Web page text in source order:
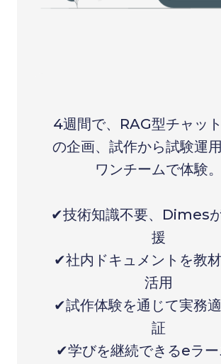
4週間で、RAG型チャッ
の企画、試作から試験運
ワンチームで体験。
✔技術知識不要、Dimes
援
✔社内ドキュメントを教
活用
✔試作体験を通じて実務
証
✔学びを継続できるeラ